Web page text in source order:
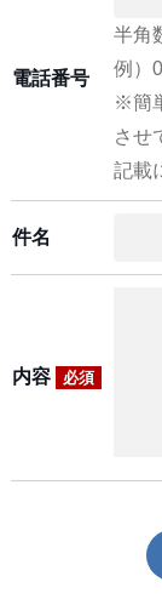
電話番号
半角
例）
※簡
させ
記載
件名
内容 必須